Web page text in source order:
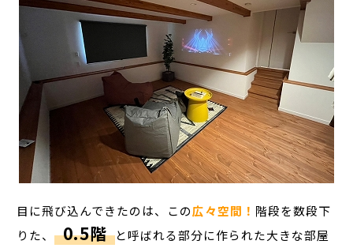
目に飛び込んできたのは、この広々空間！ 階段を数段下
りた、 0.5階
と呼ばれる部分に作られた大きな部屋